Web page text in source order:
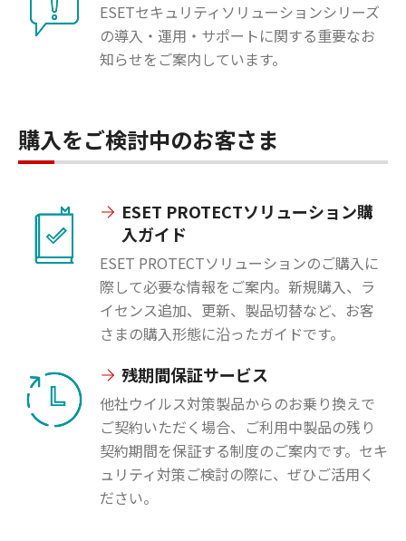
ESETセキュリティソリューションシリーズ
の導入・運用・サポートに関する重要なお
知らせをご案内しています。
購入をご検討中のお客さま
ESET PROTECTソリューション購
入ガイド
ESET PROTECTソリューションのご購入に
際して必要な情報をご案内。新規購入、ラ
イセンス追加、更新、製品切替など、お客
さまの購入形態に沿ったガイドです。
残期間保証サービス
他社ウイルス対策製品からのお乗り換えで
ご契約いただく場合、ご利用中製品の残り
契約期間を保証する制度のご案内です。セキ
ュリティ対策ご検討の際に、ぜひご活用く
ださい。